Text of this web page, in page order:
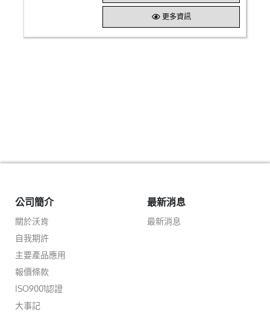
更多資訊
公司簡介
關於沃肯
自我期許
主要產品應用
報價條款
ISO9001認證
大事記
最新消息
最新消息